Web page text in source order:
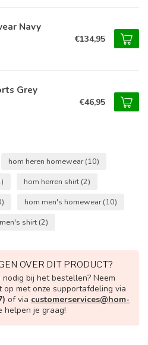
Navy
€134,95
Grey
€46,95
hom heren homewear(10)
hom herren shirt (2)
hom men's homewear(10)
shirt (2)
OVER DIT PRODUCT?
bij het bestellen? Neem
op met onze supportafdeling via
of via customerservices@hom-
helpen je graag!